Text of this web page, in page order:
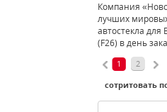
Компания
лучших
автостекла для
(F26) в день
1
2
сотритовать